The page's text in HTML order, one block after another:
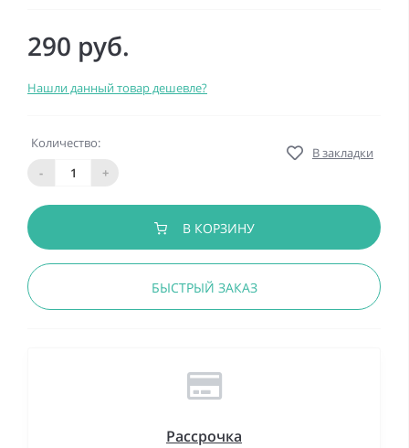
290 руб.
Нашли данный товар дешевле?
Количество:
-
+
В закладки
В КОРЗИНУ
БЫСТРЫЙ ЗАКАЗ
Рассрочка